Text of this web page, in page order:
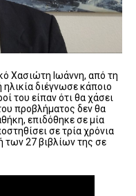
Χασιώτη Ιωάννη, από τη
διέγνωσε κάποιο
του είπαν ότι θα χάσει
προβλήματος δεν θα
επιδόθηκε σε μία
σε τρία χρόνια
των 27 βιβλίων της σε